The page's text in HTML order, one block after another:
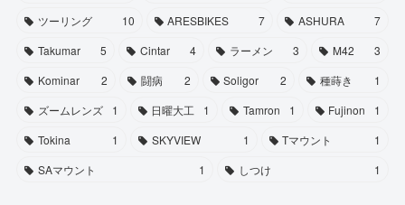
ツーリング
10 ARESBIKES 7 ASHURA
7
Takumar
5 Cintar 4 ラーメン 3 M42
3
Kominar
2 闘病 2 Soligor 2 種蒔き
1
ズームレンズ
1 日曜大工 1 Tamron 1 Fujinon
1
Tokina
1 SKYVIEW 1 Tマウント
1
SAマウント
1 しつけ 1